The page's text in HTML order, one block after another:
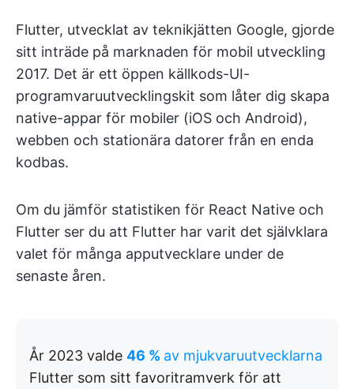
Flutter, utvecklat av teknikjätten Google, gjorde
sitt inträde på marknaden för mobil utveckling
2017. Det är ett öppen källkods-UI-
programvaruutvecklingskit som låter dig skapa
native-appar för mobiler (iOS och Android),
webben och stationära datorer från en enda
kodbas.
Om du jämför statistiken för React Native och
Flutter ser du att Flutter har varit det självklara
valet för många apputvecklare under de
senaste åren.
År 2023 valde 46 % av mjukvaruutvecklarna
Flutter som sitt favoritramverk för att